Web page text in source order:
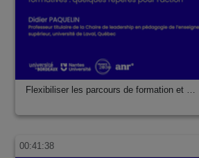
Flexibiliser les parcours de formation et …
00:41:38